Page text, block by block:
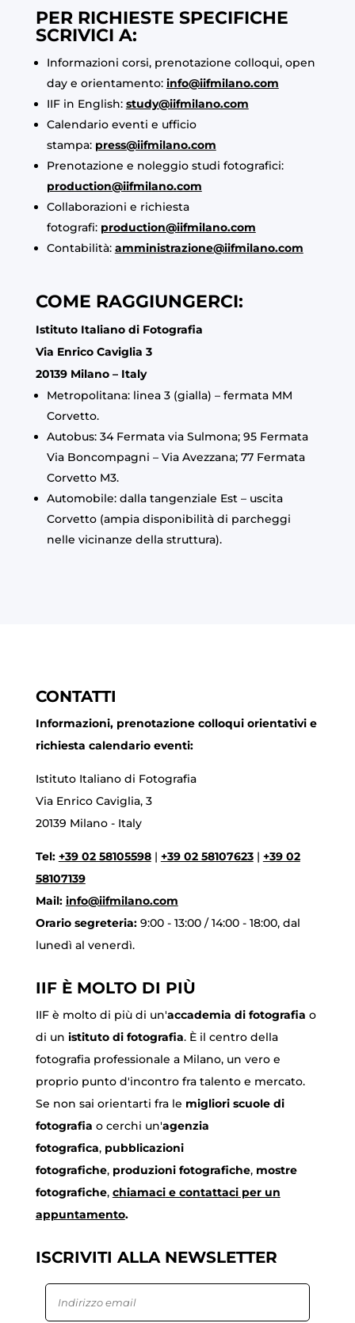
PER RICHIESTE SPECIFICHE
SCRIVICI A:
Informazioni corsi, prenotazione colloqui, open
day e orientamento: info@iifmilano.com
IIF in English: study@iifmilano.com
Calendario eventi e ufficio
stampa: press@iifmilano.com
Prenotazione e noleggio studi fotografici:
production@iifmilano.com
Collaborazioni e richiesta
fotografi: production@iifmilano.com
Contabilità: amministrazione@iifmilano.com
COME RAGGIUNGERCI:
Istituto Italiano di Fotografia
Via Enrico Caviglia 3
20139 Milano – Italy
Metropolitana: linea 3 (gialla) – fermata MM
Corvetto.
Autobus: 34 Fermata via Sulmona; 95 Fermata
Via Boncompagni – Via Avezzana; 77 Fermata
Corvetto M3.
Automobile: dalla tangenziale Est – uscita
Corvetto (ampia disponibilità di parcheggi
nelle vicinanze della struttura).
CONTATTI
Informazioni, prenotazione colloqui orientativi e
richiesta calendario eventi:
Istituto Italiano di Fotografia
Via Enrico Caviglia, 3
20139 Milano - Italy
Tel: +39 02 58105598| +39 02 58107623| +39 02
58107139
Mail: info@iifmilano.com
Orario segreteria: 9:00 - 13:00 / 14:00 - 18:00, dal
lunedì al venerdì.
IIF È MOLTO DI PIÙ
IIF è molto di più di un'accademia di fotografia o
di un istituto di fotografia. È il centro della
fotografia professionale a Milano, un vero e
proprio punto d'incontro fra talento e mercato.
Se non sai orientarti fra le migliori scuole di
fotografia o cerchi un'agenzia
fotografica, pubblicazioni
fotografiche, produzioni fotografiche, mostre
fotografiche, chiamacie contattaci per un
appuntamento.
ISCRIVITI ALLA NEWSLETTER